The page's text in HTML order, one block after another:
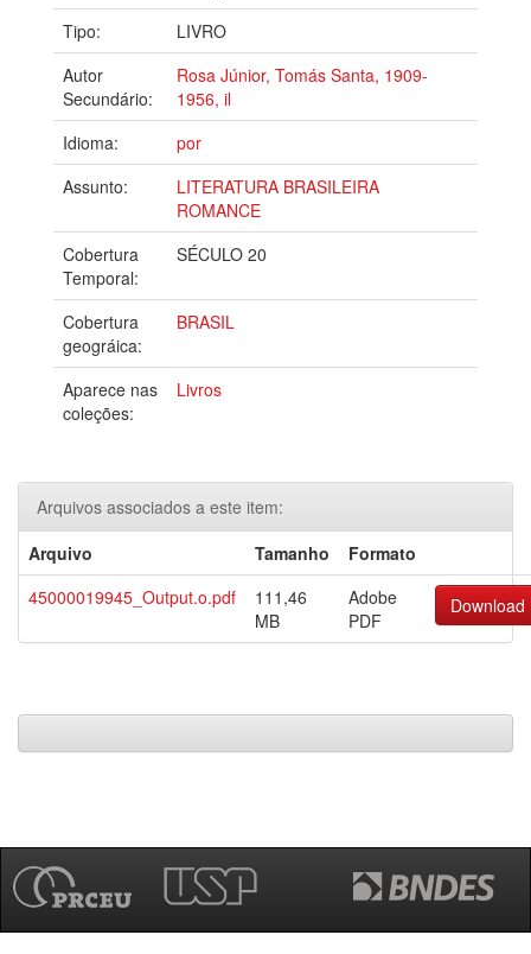
Tipo:
LIVRO
Autor
Secundário:
Rosa Júnior, Tomás Santa, 1909-
1956, il
Idioma:
por
Assunto:
LITERATURA BRASILEIRA
ROMANCE
Cobertura
Temporal:
SÉCULO 20
Cobertura
geográica:
BRASIL
Aparece nas
coleções:
Livros
Arquivos associados a este item:
Arquivo
Tamanho
Formato
45000019945_Output.o.pdf
111,46
MB
Adobe
PDF
Download